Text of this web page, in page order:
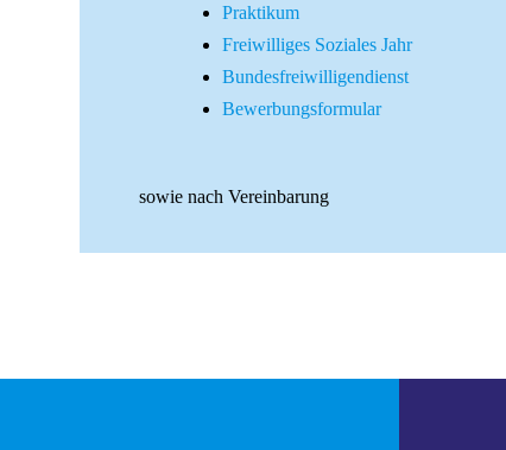
Praktikum
Freiwilliges Soziales Jahr
Bundesfreiwilligendienst
Bewerbungsformular
Sprechzeiten Kamenz
Montag: 14.00 Uhr - 18.00 Uhr
Dienstag: 09.00 Uhr - 12.00 Uhr | 14.00 Uhr -
Donnerstag: 09.00 Uhr - 12.00 Uhr
sowie nach Vereinbarung